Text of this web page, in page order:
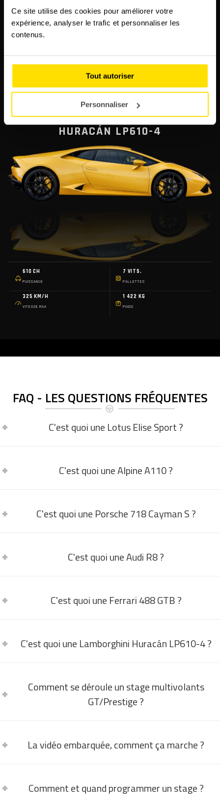
Ce site utilise des cookies pour améliorer votre
expérience, analyser le trafic et personnaliser les
contenus.
Tout autoriser
Personnaliser
670 CH
330 KM/H 1 475 KG
POIDS
LAMBORGHINI
HURACÁN LP610-4
610 CH
PUISSANCE
7 VITS.
PALLETTES
325 KM/H
VITESSE MAX
1 422 KG
POIDS
FAQ - LES QUESTIONS FRÉQUENTES
C'est quoi une Lotus Elise Sport ?
C'est quoi une Alpine A110 ?
C'est quoi une Porsche 718 Cayman S ?
C'est quoi une Audi R8 ?
C'est quoi une Ferrari 488 GTB ?
C'est quoi une Lamborghini Huracán LP610-4 ?
Comment se déroule un stage multivolants
GT/Prestige ?
La vidéo embarquée, comment ça marche ?
Comment et quand programmer un stage ?